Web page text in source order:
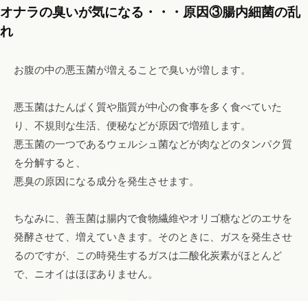
オナラの臭いが気になる・・・原因③腸内細菌の乱
れ
お腹の中の悪玉菌が増えることで臭いが増します。
悪玉菌はたんぱく質や脂質が中心の食事を多く食べていた
り、不規則な生活、便秘などが原因で増殖します。
悪玉菌の一つであるウェルシュ菌などが肉などのタンパク質
を分解すると、
悪臭の原因になる成分を発生させます。
ちなみに、善玉菌は腸内で食物繊維やオリゴ糖などのエサを
発酵させて、増えていきます。そのときに、ガスを発生させ
るのですが、この時発生するガスは二酸化炭素がほとんど
で、ニオイはほぼありません。